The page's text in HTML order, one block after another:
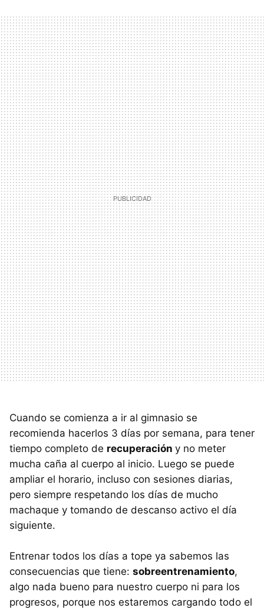
Cuando se comienza a ir al gimnasio se
recomienda hacerlos 3 días por semana, para tener
tiempo completo de recuperación y no meter
mucha caña al cuerpo al inicio. Luego se puede
ampliar el horario, incluso con sesiones diarias,
pero siempre respetando los días de mucho
machaque y tomando de descanso activo el día
siguiente.
Entrenar todos los días a tope ya sabemos las
consecuencias que tiene: sobreentrenamiento,
algo nada bueno para nuestro cuerpo ni para los
progresos, porque nos estaremos cargando todo el